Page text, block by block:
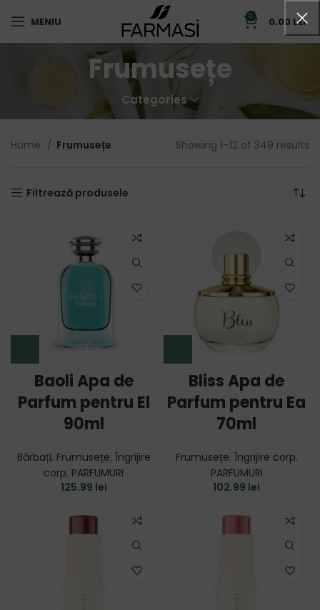
MENIU 0 0.00 LEI
Frumusețe
Categories
Home Frumusețe Showing 1–12 of 349 results
Filtrează produsele
Baoli Apa de
Parfum pentru El
90ml
Bărbați, Frumusețe, Îngrijire
corp, PARFUMURI
125.99 lei
Bliss Apa de
Parfum pentru Ea
70ml
Frumusețe, Îngrijire corp,
PARFUMURI
102.99 lei